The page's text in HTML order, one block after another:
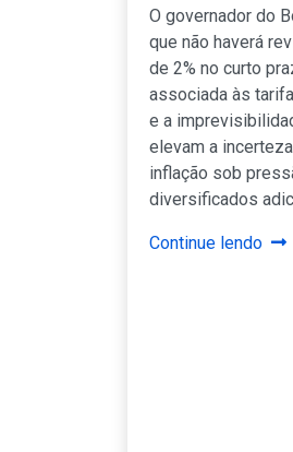
O governador do
que não haverá
de 2% no curto
associada às
e a
elevam a
inflação sob
diversificados
Continue lendo